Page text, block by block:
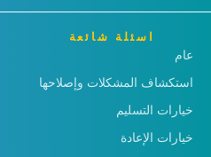
اسئلة شائعة
عام
استكشاف المشكلات وإصلاحها
خيارات التسليم
خيارات الإعادة